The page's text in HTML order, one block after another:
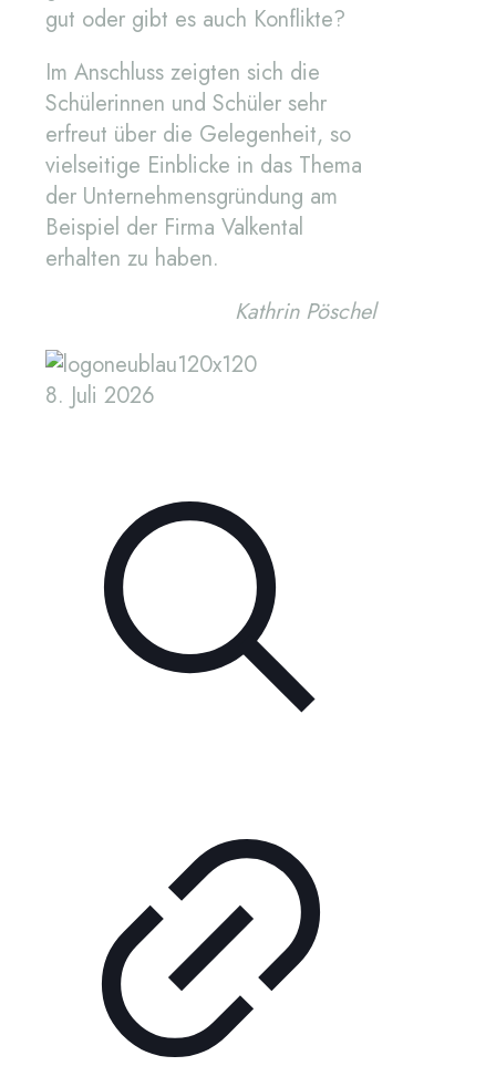
gut oder gibt es auch Konflikte?
Im Anschluss zeigten sich die
Schülerinnen und Schüler sehr
erfreut über die Gelegenheit, so
vielseitige Einblicke in das Thema
der Unternehmensgründung am
Beispiel der Firma Valkental
erhalten zu haben.
Kathrin Pöschel
8. Juli 2026